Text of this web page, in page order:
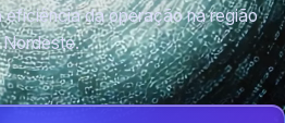
eficiência da operação na região
Nordeste.